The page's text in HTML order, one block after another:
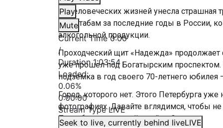
Play
Mute
Current Time0:00
/
Duration1:03:54
Loaded:
0.06%
0:00:00
Stream TypeLIVE
Seek to live, currently behind liveLIVE
19 человеческих жизней унесла страшная
масштабам за последние годы в России,
алкогольной продукции.
Проходческий щит «Надежда»
уже прошел под Богатырским проспектом.
подземка в год своего 70-летнего
Город, которого нет. Этого Петербурга
фотографиях. Давайте вглядимся, чтобы
Петербурге мы живём сейчас?